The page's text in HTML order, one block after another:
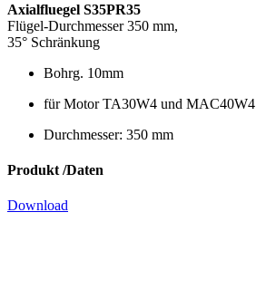
Axialfluegel S35PR35
Flügel-Durchmesser 350 mm,
35° Schränkung
Bohrg. 10mm
für Motor TA30W4 und MAC40W4
Durchmesser: 350 mm
Produkt /Daten
Download